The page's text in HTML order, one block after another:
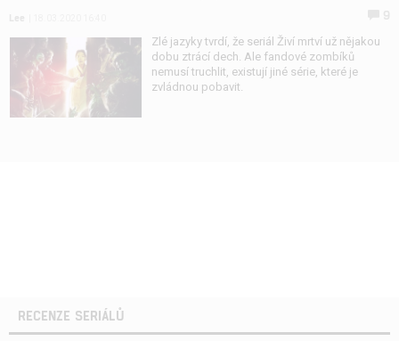
Zlé jazyky tvrdí, že seriál Živí mrtví už nějakou
dobu ztrácí dech. Ale fandové zombíků
nemusí truchlit, existují jiné série, které je
zvládnou pobavit.
RECENZE SERIÁLŮ